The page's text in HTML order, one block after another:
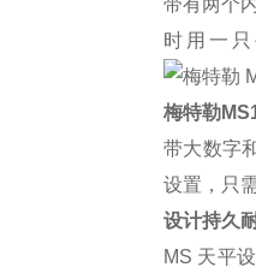
带有两个
时用一
梅特勒
带大数字
设置，只
设计持久
MS 天平